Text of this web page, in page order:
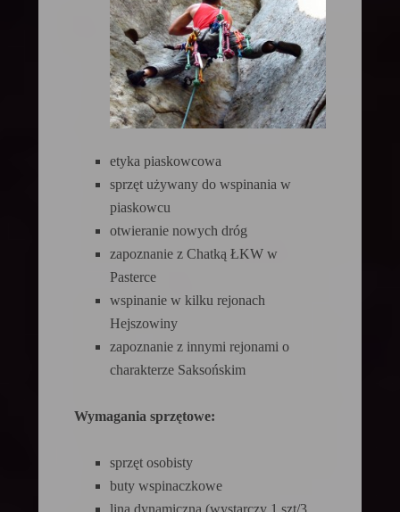
etyka piaskowcowa
sprzęt używany do wspinania w
piaskowcu
otwieranie nowych dróg
zapoznanie z Chatką ŁKW w
Pasterce
wspinanie w kilku rejonach
Hejszowiny
zapoznanie z innymi rejonami o
charakterze Saksońskim
Wymagania sprzętowe:
sprzęt osobisty
buty wspinaczkowe
lina dynamiczna (wystarczy 1 szt/3